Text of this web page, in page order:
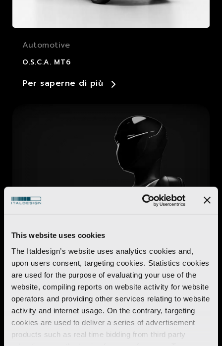
This website uses cookies
The Italdesign’s website uses analytics cookies and,
upon users consent, targeting cookies. Statistics cookies
are used for the purpose of evaluating your use of the
website, compiling reports on website activity for website
operators and providing other services relating to website
activity and internet usage. On the contrary, targeting
cookies are used to deliver a series of advertisement
products such as real time bidding from third party
Automotive
O.S.C.A. MT6
Per saperne di più
Robotics
GENE.01 - Robot umanoide italiano
Per saperne di più